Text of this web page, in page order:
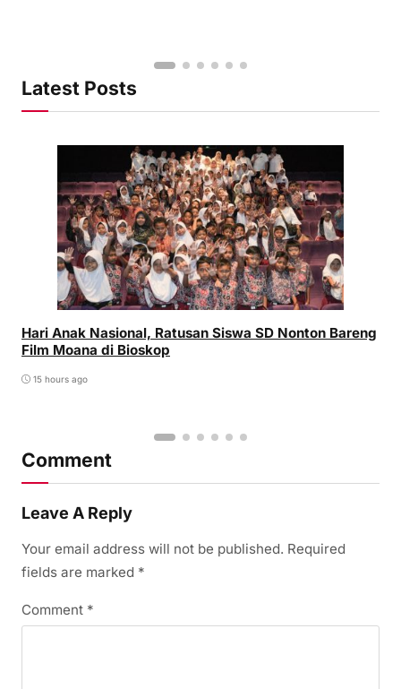
Latest Posts
Hari Anak Nasional, Ratusan Siswa SD Nonton Bareng
Film Moana di Bioskop
15 hours ago
Comment
Leave A Reply
Your email address will not be published. Required
fields are marked *
Comment *